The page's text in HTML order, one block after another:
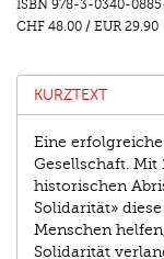
ISBN 978-3-0340-
CHF 48.00 / EUR 29.90
KURZTEXT
Eine
Gesellschaft. Mit
historischen
Solidarität»
Menschen
Solidarität